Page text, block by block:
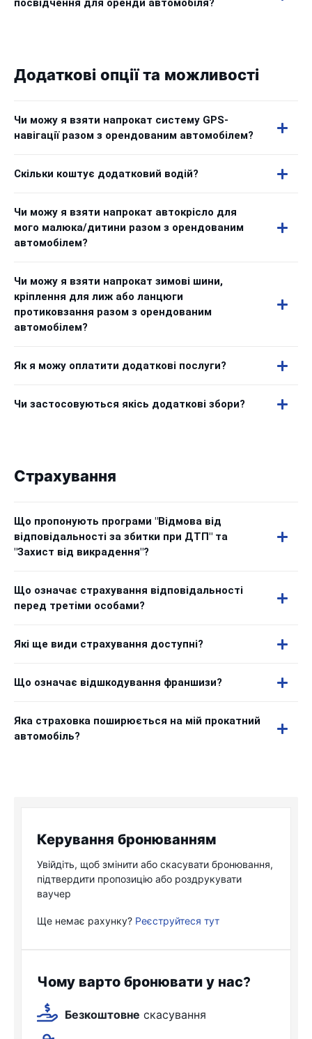
посвідчення для оренди автомобіля?
Додаткові опції та можливості
Чи можу я взяти напрокат систему GPS-
навігації разом з орендованим автомобілем?
Скільки коштує додатковий водій?
Чи можу я взяти напрокат автокрісло для
мого малюка/дитини разом з орендованим
автомобілем?
Чи можу я взяти напрокат зимові шини,
кріплення для лиж або ланцюги
протиковзання разом з орендованим
автомобілем?
Як я можу оплатити додаткові послуги?
Чи застосовуються якісь додаткові збори?
Страхування
Що пропонують програми "Відмова від
відповідальності за збитки при ДТП" та
"Захист від викрадення"?
Що означає страхування відповідальності
перед третіми особами?
Які ще види страхування доступні?
Що означає відшкодування франшизи?
Яка страховка поширюється на мій прокатний
автомобіль?
Керування бронюванням
Увійдіть, щоб змінити або скасувати бронювання,
підтвердити пропозицію або роздрукувати
ваучер
Ще немає рахунку? Реєструйтеся тут
Чому варто бронювати у нас?
Безкоштовне скасування